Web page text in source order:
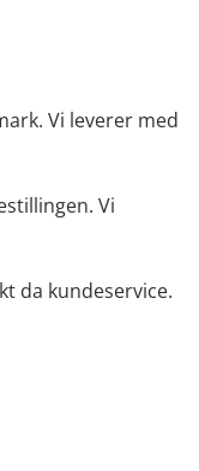
Vi leverer med
Vi
da kundeservice.